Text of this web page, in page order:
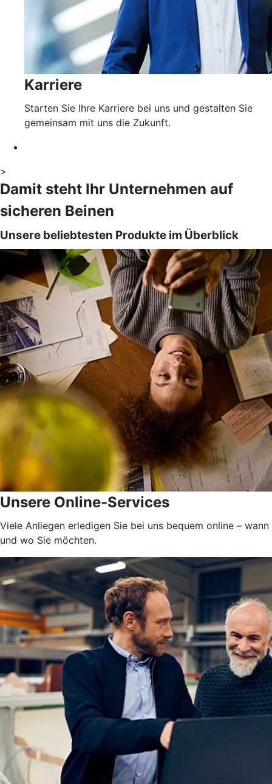
Karriere
Starten Sie Ihre Karriere bei uns und gestalten Sie
gemeinsam mit uns die Zukunft.
>
Damit steht Ihr Unternehmen auf
sicheren Beinen
Unsere beliebtesten Produkte im Überblick
Unsere Online-Services
Viele Anliegen erledigen Sie bei uns bequem online – wann
und wo Sie möchten.